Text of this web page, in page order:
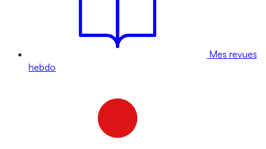
Mes revues
hebdo